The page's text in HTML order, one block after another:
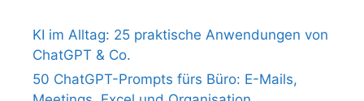
KI im Alltag: 25 praktische Anwendungen von
ChatGPT & Co.
50 ChatGPT-Prompts fürs Büro: E-Mails,